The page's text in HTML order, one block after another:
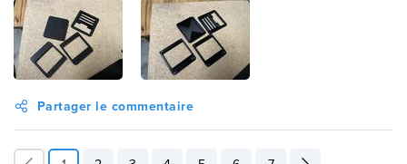
Partager le commentaire